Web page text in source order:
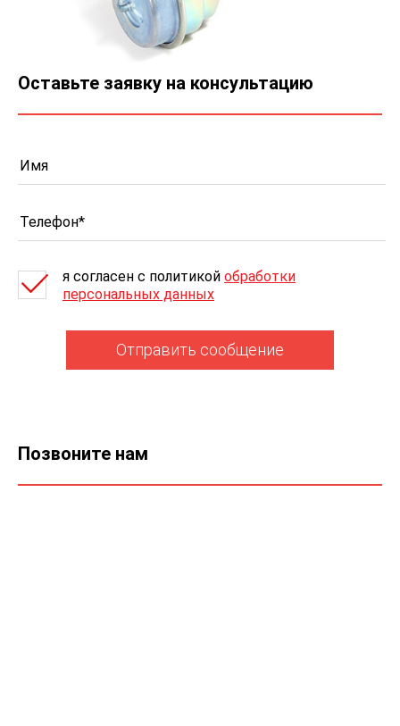
Оставьте заявку на консультацию
я согласен c политикой обработки
персональных данных
Отправить сообщение
Позвоните нам